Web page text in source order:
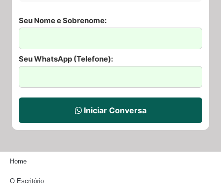
Seu Nome e Sobrenome:
Seu WhatsApp (Telefone):
Iniciar Conversa
Home
O Escritório